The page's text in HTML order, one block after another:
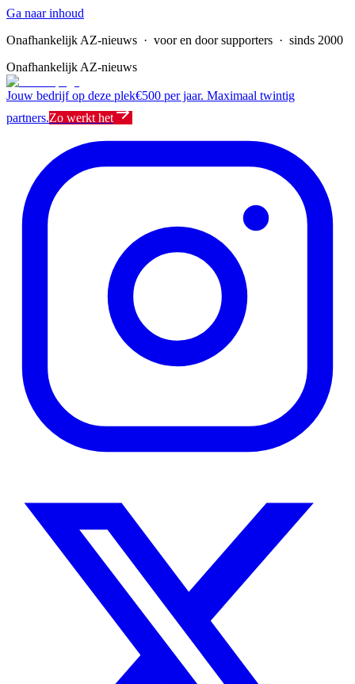
Ga naar inhoud
Onafhankelijk AZ-nieuws · voor en door supporters · sinds 2000
Onafhankelijk AZ-nieuws
Jouw bedrijf op deze plek€500 per jaar. Maximaal twintig
partners.Zo werkt het